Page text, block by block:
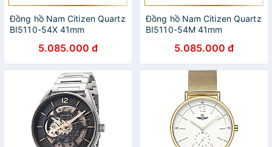
Đồng hồ Nam Citizen Quartz
BI5110-54X 41mm
5.085.000 đ
Đồng hồ Nam Citizen Quartz
BI5110-54M 41mm
5.085.000 đ